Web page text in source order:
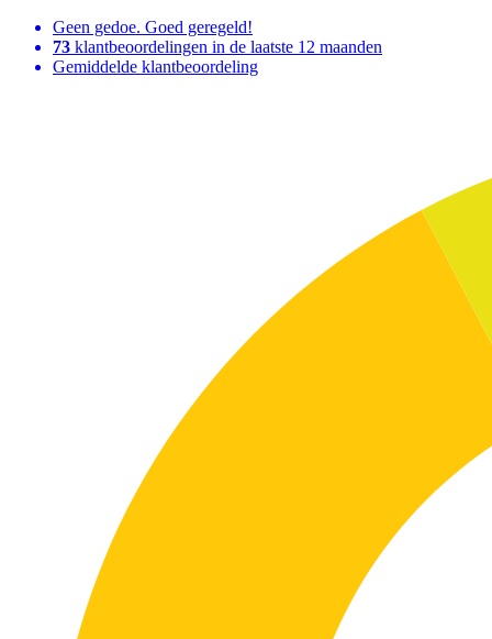
Geen gedoe. Goed geregeld!
73 klantbeoordelingen in de laatste 12 maanden
Gemiddelde klantbeoordeling